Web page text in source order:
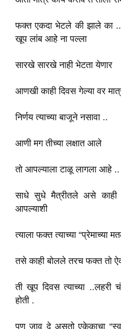
फक्त एकदा भेटले की झाले का
खूप लांब आहे ना पल्ला
सारखे सारखे नाही भेटता येणार
आणखी काही दिवस गेल्या वर
निर्णय त्याच्या बाजूने नसावा ..
आणी मग तीच्या लक्षात आले
तो आपल्याला टाळू लागला आहे ..
साधे सुधे मैत्रीतले असे काही
आपल्याशी
त्याला फक्त त्याच्या “प्रेमाच्या
तसे काही बोलले तरच फक्त तो
ती खूप दिवस त्याच्या ..लहरी
होती .
पण जावू दे असतो एकेकाचा